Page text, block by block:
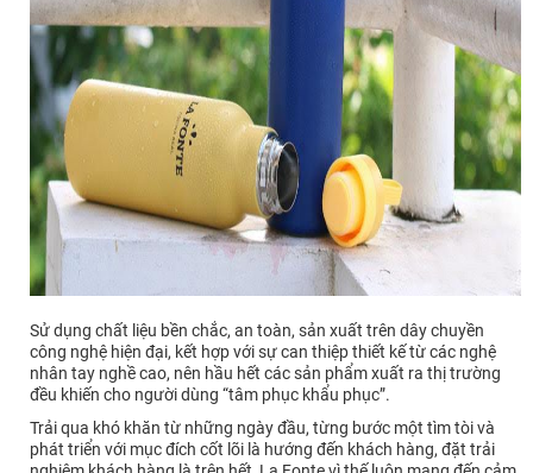
Sử dụng chất liệu bền chắc, an toàn, sản xuất trên dây chuyền
công nghệ hiện đại, kết hợp với sự can thiệp thiết kế từ các nghệ
nhân tay nghề cao, nên hầu hết các sản phẩm xuất ra thị trường
đều khiến cho người dùng “tâm phục khẩu phục”.
Trải qua khó khăn từ những ngày đầu, từng bước một tìm tòi và
phát triển với mục đích cốt lõi là hướng đến khách hàng, đặt trải